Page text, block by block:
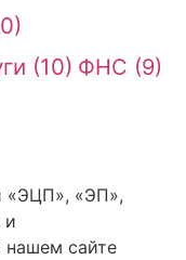
(10) ФНС (9)
«ЭЦП», «ЭП»,
и
нашем сайте